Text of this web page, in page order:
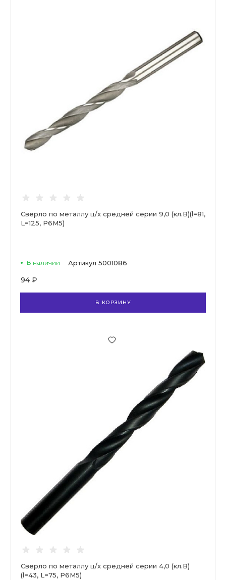
Сверло по металлу ц/х средней серии 9,0 (кл.В)(l=81,
L=125, Р6М5)
В наличии Артикул 5001086
94 ₽
В КОРЗИНУ
Сверло по металлу ц/х средней серии 4,0 (кл.В)
(l=43, L=75, Р6М5)